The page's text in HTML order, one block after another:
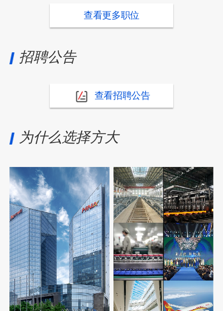
查看更多职位
招聘公告
查看招聘公告
为什么选择方大